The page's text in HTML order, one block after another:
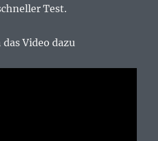
Test.
Video dazu